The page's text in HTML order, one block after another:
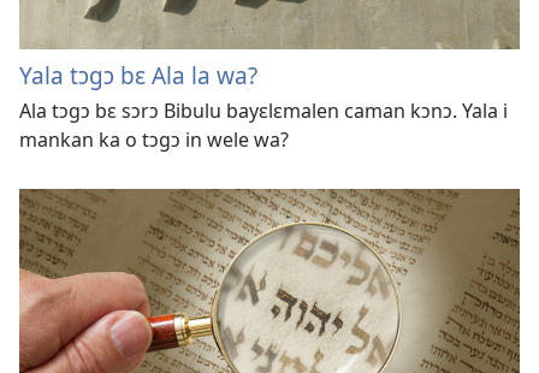
Yala tɔgɔ bɛ Ala la wa?
Ala tɔgɔ bɛ sɔrɔ Bibulu bayɛlɛmalen caman kɔnɔ. Yala i
mankan ka o tɔgɔ in wele wa?